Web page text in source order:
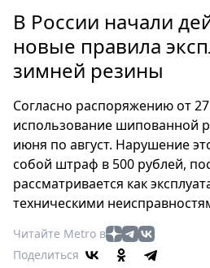
Россия
Мир
Здоровье
Туризм
Мода
Театр
Кино
Афиша
Книги
Выставки
В России начали
новые правила
зимней резины
Согласно распоряжению от
использование шипованной
июня по август. Нарушение
собой штраф в 500 рублей,
рассматривается как
техническими
Читайте Metro в
Поделиться